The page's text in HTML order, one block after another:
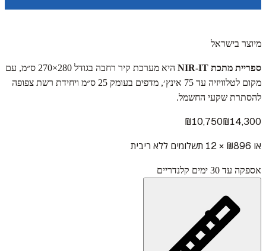
מיוצר בישראל
ספריית מתכת NIR‑IT
היא מערכת קיר רחבה בגודל 280×270 ס״מ, עם
מקום לטלוויזיה עד 75 אינץ׳, מדפים בעומק 25 ס״מ ויחידת רשת צפופה
להסתרת שקעי החשמל.
₪10,750₪14,300
או ₪ 896 × 12 תשלומים ללא ריבית
אספקה עד 30 ימים קלנדריים